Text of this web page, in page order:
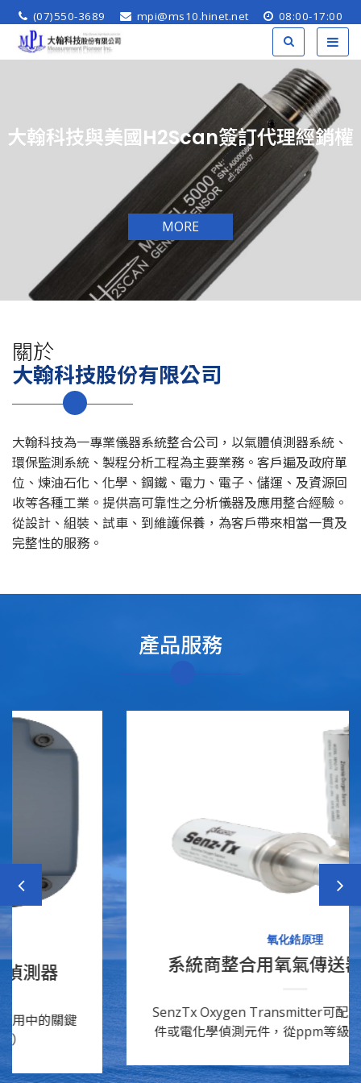
(07)550-3689 mpi@ms10.hinet.net 08:00-17:00
大翰科技與美國H2Scan簽訂代理經銷權
MORE
關於
大翰科技股份有限公司
大翰科技為一專業儀器系統整合公司，以氣體偵測器系統、
環保監測系統、製程分析工程為主要業務。客戶遍及政府單
位、煉油石化、化學、鋼鐵、電力、電子、儲運、及資源回
收等各種工業。提供高可靠性之分析儀器及應用整合經驗。
從設計、組裝、試車、到維護保養，為客戶帶來相當一貫及
完整性的服務。
產品服務
了解商品
系統商整合用氧氣傳送器SenzTx
SenzTx Oxygen Transmitter可配置氧化鋯偵測元
件或電化學偵測元件，從ppm等級到%等級連續監